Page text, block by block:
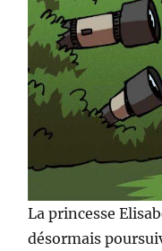
La princesse
désormais